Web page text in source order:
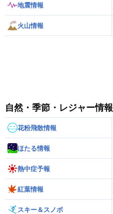
地震情報
火山情報
自然・季節・レジャー情報
花粉飛散情報
ほたる情報
熱中症予報
紅葉情報
スキー＆スノボ